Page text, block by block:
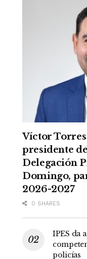
Víctor
presidente
Delegación
Domingo,
2026-2027
0 SHARES
IPES da
policías